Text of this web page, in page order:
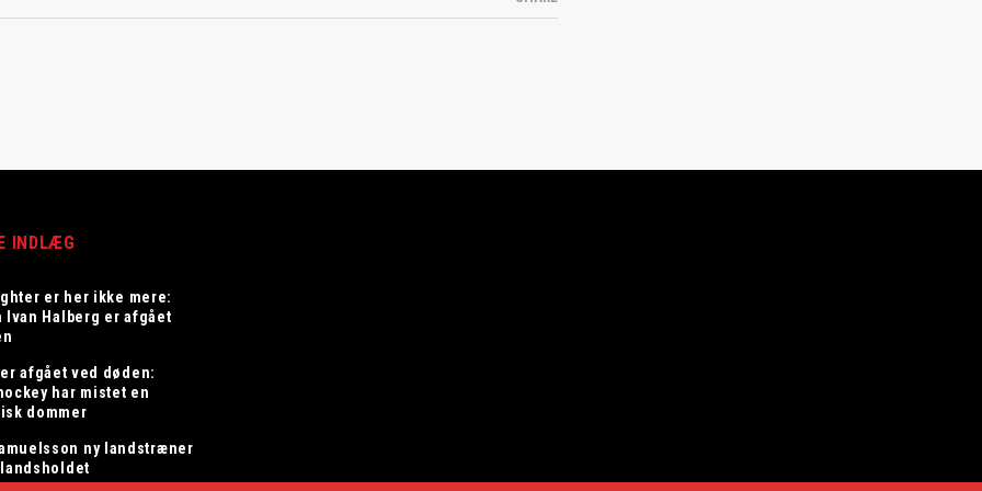
INDLÆG
er her ikke mere:
Halberg er afgået
afgået ved døden:
har mistet en
dommer
ny landstræner